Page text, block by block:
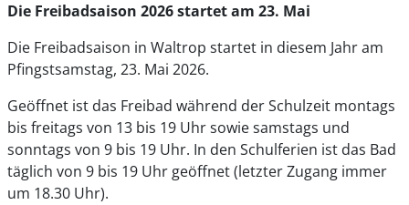
Die Freibadsaison 2026 startet am 23. Mai
Die Freibadsaison in Waltrop startet in diesem Jahr am
Pfingstsamstag, 23. Mai 2026.
Geöffnet ist das Freibad während der Schulzeit montags
bis freitags von 13 bis 19 Uhr sowie samstags und
sonntags von 9 bis 19 Uhr. In den Schulferien ist das Bad
täglich von 9 bis 19 Uhr geöffnet (letzter Zugang immer
um 18.30 Uhr).